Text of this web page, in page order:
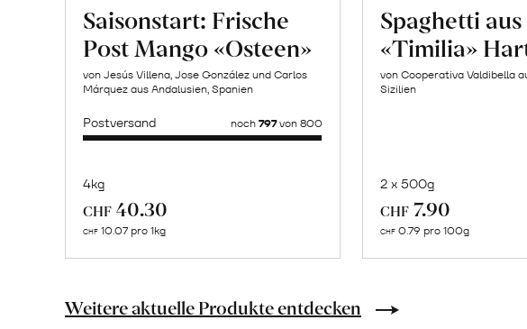
Saisonstart: Frische
Post Mango «Osteen»
von Jesús Villena, Jose González und Carlos
Márquez aus Andalusien, Spanien
Postversand noch 797von 800
4kg
CHF 40.30
CHF 10.07 pro 1kg
Naturbelassene
Lebensmittel
Spaghetti aus
«Timilia»
von Cooperativa Valdibella
Sizilien
2 x 500g
CHF 7.90
CHF 0.79 pro 100g
Weitere aktuelle Produkte entdecken